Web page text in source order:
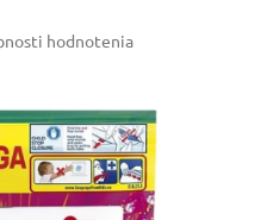
hodnotenia